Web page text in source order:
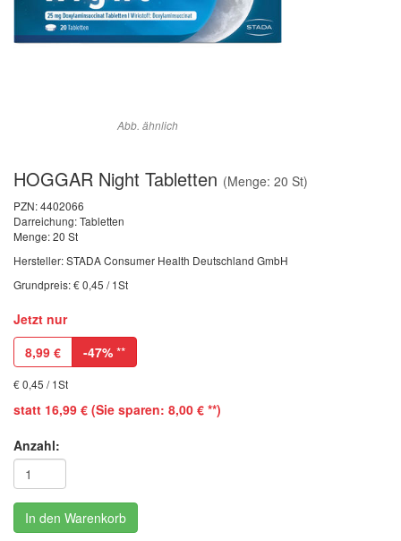
Abb. ähnlich
HOGGAR Night Tabletten (Menge: 20 St)
PZN:4402066
Darreichung: Tabletten
Menge: 20 St
Hersteller: STADA Consumer Health Deutschland GmbH
Grundpreis: € 0,45 / 1St
Jetzt nur
8,99 € -47% **
€ 0,45 / 1St
statt 16,99 € (Sie sparen: 8,00 € **)
Anzahl:
In den Warenkorb